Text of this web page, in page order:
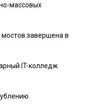
массовых
завершена в
IT-колледж